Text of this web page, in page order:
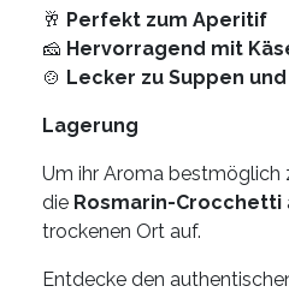
🥂 Perfekt zum Aperitif
🧀 Hervorragend mit
🍲 Lecker zu Suppen
Lagerung
Um ihr Aroma bestmöglich
die Rosmarin-Crocchetti
trockenen Ort auf.
Entdecke den